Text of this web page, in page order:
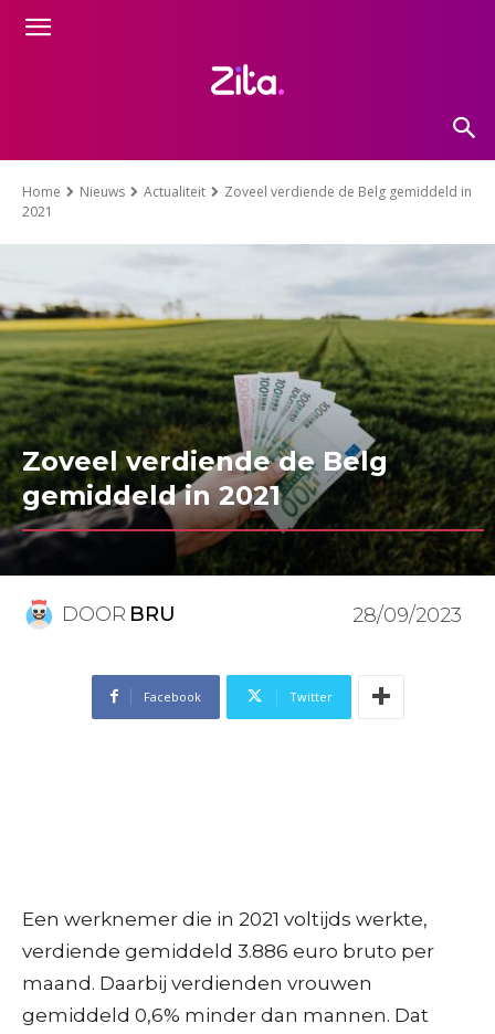
Home Nieuws Actualiteit
Zoveel verdiende de Belg gemiddeld in
2021
Zoveel verdiende de Belg
gemiddeld in 2021
DOOR BRU 28/09/2023
Facebook Twitter
Een werknemer die in 2021 voltijds werkte,
verdiende gemiddeld 3.886 euro bruto per
maand. Daarbij verdienden vrouwen
gemiddeld 0,6% minder dan mannen. Dat